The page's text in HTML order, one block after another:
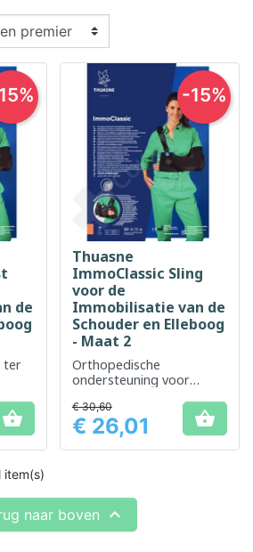
de
ter

Thuasne
ImmoClassic Sling
voor de
Immobilisatie van de
Schouder en Elleboog
- Maat 2
Orthopedische
ondersteuning voor
lumbale regio
Prijs
€ 30,60
€ 26,01 
-15%
item(s)
naar boven 